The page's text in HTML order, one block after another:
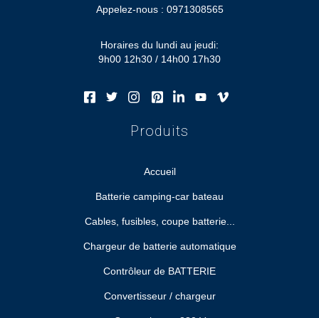
Appelez-nous : 0971308565
Horaires du lundi au jeudi:
9h00 12h30 / 14h00 17h30
Produits
Accueil
Batterie camping-car bateau
Cables, fusibles, coupe batterie...
Chargeur de batterie automatique
Contrôleur de BATTERIE
Convertisseur / chargeur